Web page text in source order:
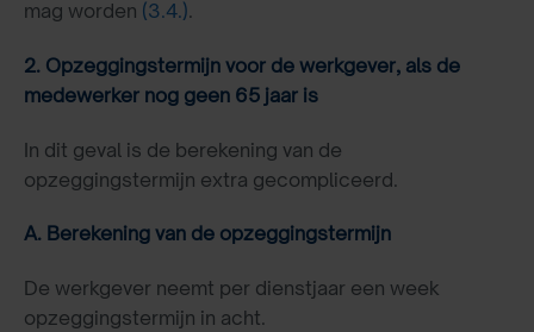
mag worden (3.4.).
2. Opzeggingstermijn voor de werkgever, als de
medewerker nog geen 65 jaar is
In dit geval is de berekening van de
opzeggingstermijn extra gecompliceerd.
A. Berekening van de opzeggingstermijn
De werkgever neemt per dienstjaar een week
opzeggingstermijn in acht.